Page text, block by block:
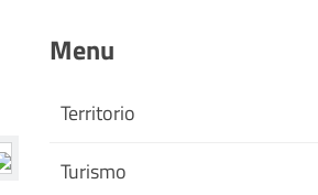
Menu
Territorio
Turismo